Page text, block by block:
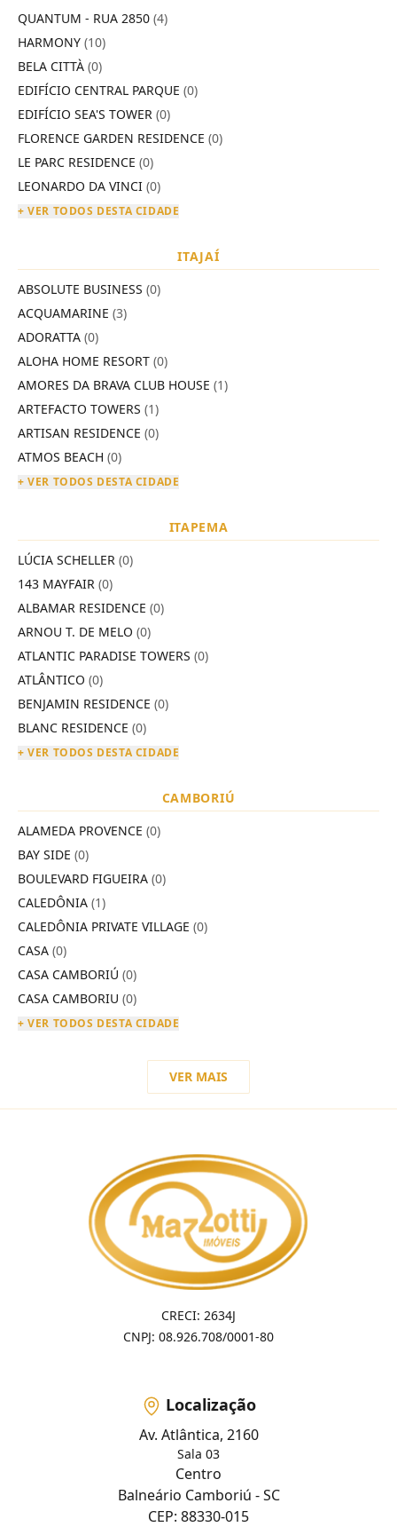
QUANTUM - RUA 2850 (4)
HARMONY (10)
BELA CITTÀ (0)
EDIFÍCIO CENTRAL PARQUE (0)
EDIFÍCIO SEA'S TOWER (0)
FLORENCE GARDEN RESIDENCE (0)
LE PARC RESIDENCE (0)
LEONARDO DA VINCI (0)
+ VER TODOS DESTA CIDADE
ITAJAÍ
ABSOLUTE BUSINESS (0)
ACQUAMARINE (3)
ADORATTA (0)
ALOHA HOME RESORT (0)
AMORES DA BRAVA CLUB HOUSE (1)
ARTEFACTO TOWERS (1)
ARTISAN RESIDENCE (0)
ATMOS BEACH (0)
+ VER TODOS DESTA CIDADE
ITAPEMA
LÚCIA SCHELLER (0)
143 MAYFAIR (0)
ALBAMAR RESIDENCE (0)
ARNOU T. DE MELO (0)
ATLANTIC PARADISE TOWERS (0)
ATLÂNTICO (0)
BENJAMIN RESIDENCE (0)
BLANC RESIDENCE (0)
+ VER TODOS DESTA CIDADE
CAMBORIÚ
ALAMEDA PROVENCE (0)
BAY SIDE (0)
BOULEVARD FIGUEIRA (0)
CALEDÔNIA (1)
CALEDÔNIA PRIVATE VILLAGE (0)
CASA (0)
CASA CAMBORIÚ (0)
CASA CAMBORIU (0)
+ VER TODOS DESTA CIDADE
VER MAIS
CRECI: 2634J
CNPJ: 08.926.708/0001-80
Localização
Av. Atlântica, 2160
Sala 03
Centro
Balneário Camboriú - SC
CEP: 88330-015